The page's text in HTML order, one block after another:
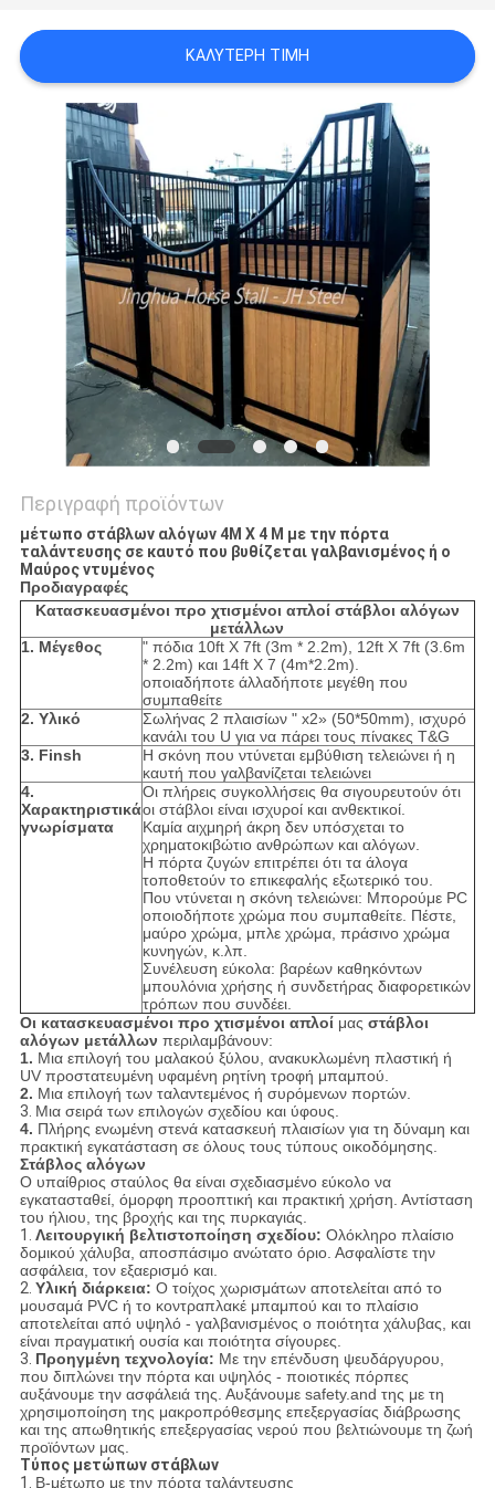
ΠΟΛΙΤΙΚΉ
ΜΥΣΤΙΚΌΤΗΤΑΣΚΑΛΎΤΕΡΗ ΤΙΜΉ
Περιγραφή προϊόντων
μέτωπο στάβλων αλόγων 4M X 4 Μ με την πόρτα
ταλάντευσης σε καυτό που βυθίζεται γαλβανισμένος ή ο
Μαύρος ντυμένος
Προδιαγραφές
Κατασκευασμένοι προ χτισμένοι απλοί στάβλοι αλόγων
μετάλλων
1. Μέγεθος
" πόδια 10ft X 7ft (3m * 2.2m), 12ft X 7ft (3.6m
* 2.2m) και 14ft X 7 (4m*2.2m).
οποιαδήποτε άλλαδήποτε μεγέθη που
συμπαθείτε
2. Υλικό
Σωλήνας 2 πλαισίων " x2» (50*50mm), ισχυρό
κανάλι του U για να πάρει τους πίνακες T&G
3. Finsh
Η σκόνη που ντύνεται εμβύθιση τελειώνει ή η
καυτή που γαλβανίζεται τελειώνει
4.
Χαρακτηριστικά
γνωρίσματα
Οι πλήρεις συγκολλήσεις θα σιγουρευτούν ότι
οι στάβλοι είναι ισχυροί και ανθεκτικοί.
Καμία αιχμηρή άκρη δεν υπόσχεται το
χρηματοκιβώτιο ανθρώπων και αλόγων.
Η πόρτα ζυγών επιτρέπει ότι τα άλογα
τοποθετούν το επικεφαλής εξωτερικό του.
Που ντύνεται η σκόνη τελειώνει: Μπορούμε PC
οποιοδήποτε χρώμα που συμπαθείτε. Πέστε,
μαύρο χρώμα, μπλε χρώμα, πράσινο χρώμα
κυνηγών, κ.λπ.
Συνέλευση εύκολα: βαρέων καθηκόντων
μπουλόνια χρήσης ή συνδετήρας διαφορετικών
τρόπων που συνδέει.
Οι κατασκευασμένοι προ χτισμένοι απλοίμας στάβλοι
αλόγων μετάλλων περιλαμβάνουν:
1. Μια επιλογή του μαλακού ξύλου, ανακυκλωμένη πλαστική ή
UV προστατευμένη υφαμένη ρητίνη τροφή μπαμπού.
2. Μια επιλογή των ταλαντεμένος ή συρόμενων πορτών.
3. Μια σειρά των επιλογών σχεδίου και ύφους.
4. Πλήρης ενωμένη στενά κατασκευή πλαισίων για τη δύναμη και
πρακτική εγκατάσταση σε όλους τους τύπους οικοδόμησης.
Στάβλος αλόγων
Ο υπαίθριος σταύλος θα είναι σχεδιασμένο εύκολο να
εγκατασταθεί, όμορφη προοπτική και πρακτική χρήση. Αντίσταση
του ήλιου, της βροχής και της πυρκαγιάς.
1. Λειτουργική βελτιστοποίηση σχεδίου: Ολόκληρο πλαίσιο
δομικού χάλυβα, αποσπάσιμο ανώτατο όριο. Ασφαλίστε την
ασφάλεια, τον εξαερισμό και.
2. Υλική διάρκεια: Ο τοίχος χωρισμάτων αποτελείται από το
μουσαμά PVC ή το κοντραπλακέ μπαμπού και το πλαίσιο
αποτελείται από υψηλό - γαλβανισμένος ο ποιότητα χάλυβας, και
είναι πραγματική ουσία και ποιότητα σίγουρες.
3. Προηγμένη τεχνολογία: Με την επένδυση ψευδάργυρου,
που διπλώνει την πόρτα και υψηλός - ποιοτικές πόρπες
αυξάνουμε την ασφάλειά της. Αυξάνουμε safety.and της με τη
χρησιμοποίηση της μακροπρόθεσμης επεξεργασίας διάβρωσης
και της απωθητικής επεξεργασίας νερού που βελτιώνουμε τη ζωή
προϊόντων μας.
Τύπος μετώπων στάβλων
1. Β-μέτωπο με την πόρτα ταλάντευσης